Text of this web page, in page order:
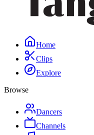
Home
Clips
Explore
Browse
Dancers
Channels